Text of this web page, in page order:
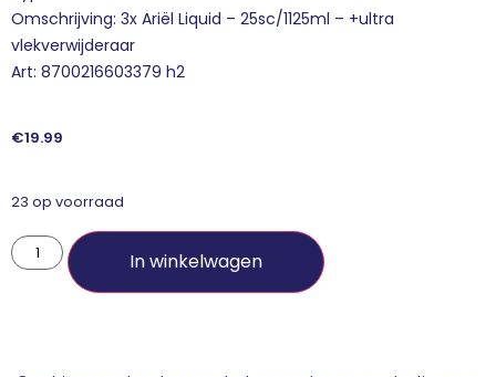
Omschrijving: 3x Ariël Liquid – 25sc/1125ml – +ultra
vlekverwijderaar
Art: 8700216603379 h2
€19.99
23 op voorraad
In winkelwagen